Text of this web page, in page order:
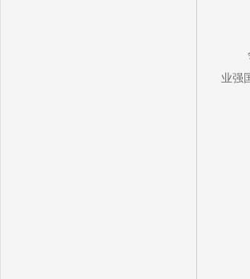
业强